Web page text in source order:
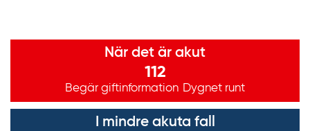
Viktig information
När det är akut
112
Begär giftinformation Dygnet runt
I mindre akuta fall